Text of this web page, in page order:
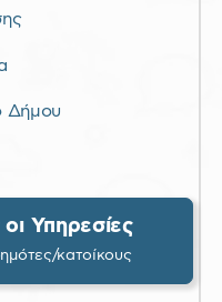
Δήμου
Υπηρεσίες
κατοίκους